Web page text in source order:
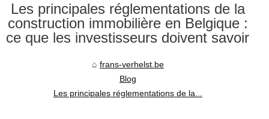
Les principales réglementations de la
construction immobilière en Belgique :
ce que les investisseurs doivent savoir
frans-verhelst.be
Blog
Les principales réglementations de la...